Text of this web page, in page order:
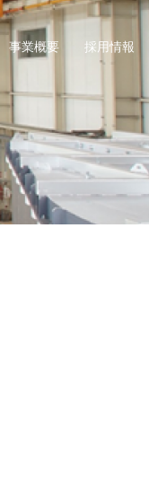
事業概要 採用情報